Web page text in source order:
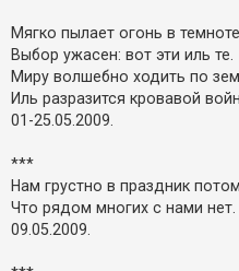
Мягко пылает огонь в темноте
Выбор ужасен: вот эти иль те.
Миру волшебно ходить по
Иль разразится кровавой
01-25.05.2009.
***
Нам грустно в праздник
Что рядом многих с нами нет.
09.05.2009.